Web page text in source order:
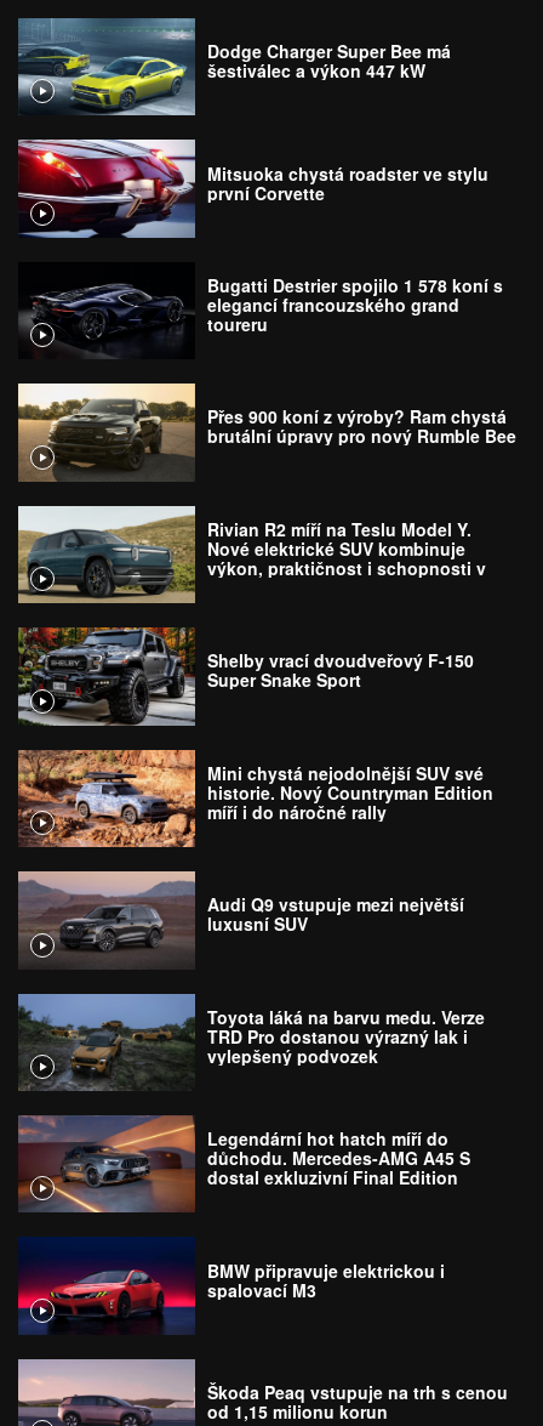
Dodge Charger Super Bee má
šestiválec a výkon 447 kW
Mitsuoka chystá roadster ve stylu
první Corvette
Bugatti Destrier spojilo 1 578 koní s
elegancí francouzského grand
toureru
Přes 900 koní z výroby? Ram chystá
brutální úpravy pro nový Rumble Bee
Rivian R2 míří na Teslu Model Y.
Nové elektrické SUV kombinuje
výkon, praktičnost i schopnosti v
Shelby vrací dvoudveřový F-150
Super Snake Sport
Mini chystá nejodolnější SUV své
historie. Nový Countryman Edition
míří i do náročné rally
Audi Q9 vstupuje mezi největší
luxusní SUV
Toyota láká na barvu medu. Verze
TRD Pro dostanou výrazný lak i
vylepšený podvozek
Legendární hot hatch míří do
důchodu. Mercedes-AMG A45 S
dostal exkluzivní Final Edition
BMW připravuje elektrickou i
spalovací M3
Škoda Peaq vstupuje na trh s cenou
od 1,15 milionu korun